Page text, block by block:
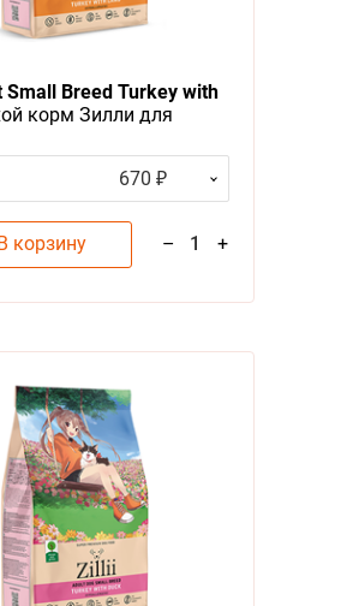
Breed Turkey with
корм Зилли для
Ягненком
670 ₽
В корзину – 1 +